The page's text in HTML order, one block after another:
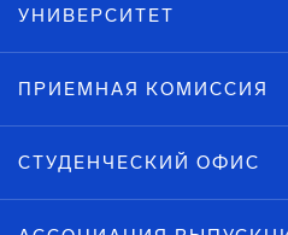
УНИВЕРСИТЕТ
ПРИЕМНАЯ КОМИССИЯ
СТУДЕНЧЕСКИЙ ОФИС